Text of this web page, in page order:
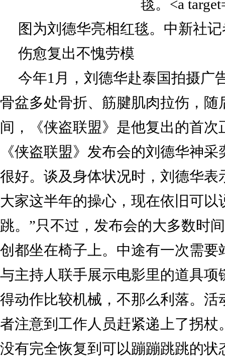
图为刘德华亮相红毯。中新社
伤愈复出不愧劳模
今年1月，刘德华赴泰国拍摄广
骨盆多处骨折、筋腱肌肉拉伤，随
间，《侠盗联盟》是他复出的首次
《侠盗联盟》发布会的刘德华神
很好。谈及身体状况时，刘德华表
大家这半年的操心，现在依旧可以
跳。”只不过，发布会的大多数时
创都坐在椅子上。中途有一次需要
与主持人联手展示电影里的道具项
得动作比较机械，不那么利落。活
者注意到工作人员赶紧递上了拐杖
没有完全恢复到可以蹦蹦跳跳的状